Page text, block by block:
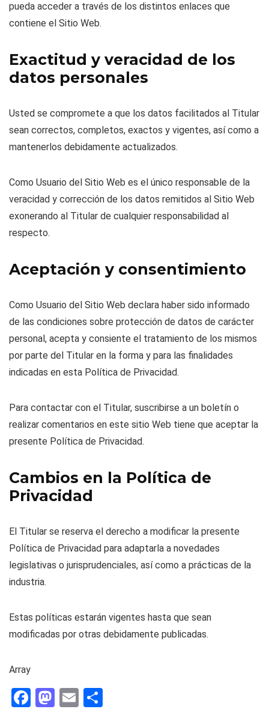
pueda acceder a través de los distintos enlaces que
contiene el Sitio Web.
Exactitud y veracidad de los
datos personales
Usted se compromete a que los datos facilitados al Titular
sean correctos, completos, exactos y vigentes, así como a
mantenerlos debidamente actualizados.
Como Usuario del Sitio Web es el único responsable de la
veracidad y corrección de los datos remitidos al Sitio Web
exonerando al Titular de cualquier responsabilidad al
respecto.
Aceptación y consentimiento
Como Usuario del Sitio Web declara haber sido informado
de las condiciones sobre protección de datos de carácter
personal, acepta y consiente el tratamiento de los mismos
por parte del Titular en la forma y para las finalidades
indicadas en esta Política de Privacidad.
Para contactar con el Titular, suscribirse a un boletín o
realizar comentarios en este sitio Web tiene que aceptar la
presente Política de Privacidad.
Cambios en la Política de
Privacidad
El Titular se reserva el derecho a modificar la presente
Política de Privacidad para adaptarla a novedades
legislativas o jurisprudenciales, así como a prácticas de la
industria.
Estas políticas estarán vigentes hasta que sean
modificadas por otras debidamente publicadas.
Array
F
M E